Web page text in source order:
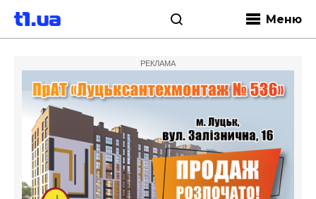
Меню
РЕКЛАМА